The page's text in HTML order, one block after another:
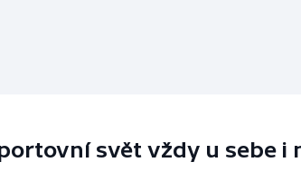
svět vždy u sebe i